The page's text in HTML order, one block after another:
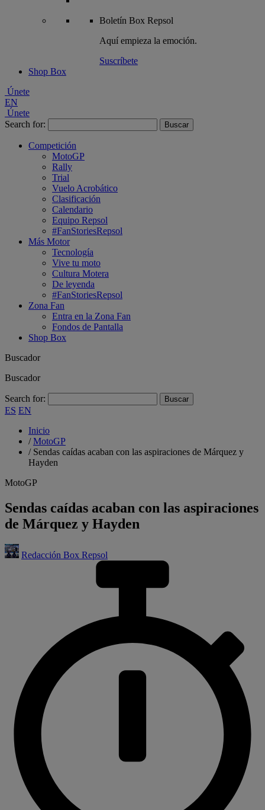
Boletín Box Repsol
Aquí empieza la emoción.
Suscríbete
Shop Box
Únete
EN
Únete
Search for:
Competición
MotoGP
Rally
Trial
Vuelo Acrobático
Clasificación
Calendario
Equipo Repsol
#FanStoriesRepsol
Más Motor
Tecnología
Vive tu moto
Cultura Motera
De leyenda
#FanStoriesRepsol
Zona Fan
Entra en la Zona Fan
Fondos de Pantalla
Shop Box
Buscador
Buscador
Search for:
ES EN
Inicio
/MotoGP
/ Sendas caídas acaban con las aspiraciones de Márquez y
Hayden
MotoGP
Sendas caídas acaban con las aspiraciones
de Márquez y Hayden
Redacción Box Repsol